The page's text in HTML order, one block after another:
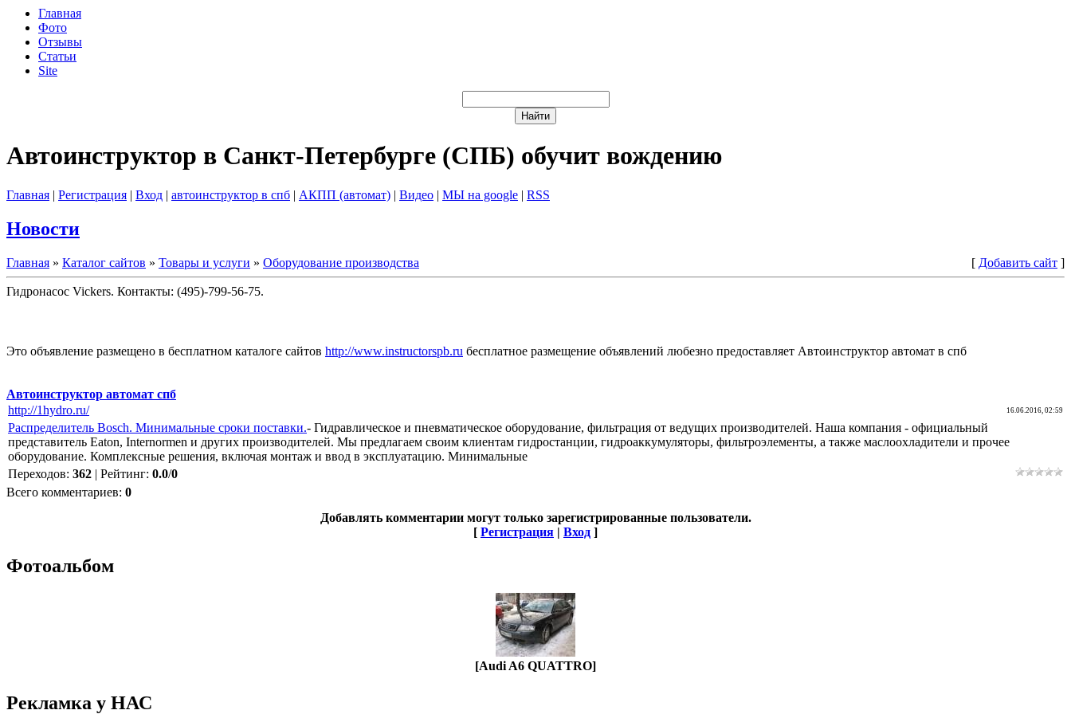
Главная
Фото
Отзывы
Статьи
Site
Автоинструктор в Санкт-Петербурге (СПБ) обучит вождению
Главная | Регистрация | Вход | автоинструктор в спб | АКПП (автомат) | Видео | МЫ на google | RSS
Новости
Главная » Каталог сайтов » Товары и услуги » Оборудование производства [ Добавить сайт ]
Гидронасос Vickers. Контакты: (495)-799-56-75.
Это объявление размещено в бесплатном каталоге сайтов http://www.instructorspb.ru бесплатное размещение объявлений любезно предоставляет Автоинструктор автомат в спб
Автоинструктор автомат спб
http://1hydro.ru/
16.06.2016, 02:59
Распределитель Bosch. Минимальные сроки поставки.- Гидравлическое и пневматическое оборудование, фильтрация от ведущих производителей. Наша компания - официальный
представитель Eaton, Internormen и других производителей. Мы предлагаем своим клиентам гидростанции, гидроаккумуляторы, фильтроэлементы, а также маслоохладители и прочее
оборудование. Комплексные решения, включая монтаж и ввод в эксплуатацию. Минимальные
Переходов: 362 | Рейтинг: 0.0/0
Всего комментариев: 0
Добавлять комментарии могут только зарегистрированные пользователи.
[ Регистрация | Вход ]
Фотоальбом
[Audi A6 QUATTRO]
Рекламка у НАС